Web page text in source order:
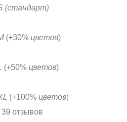
(стандарт)
(+30% цветов)
(+50% цветов)
(+100% цветов)
39 отзывов